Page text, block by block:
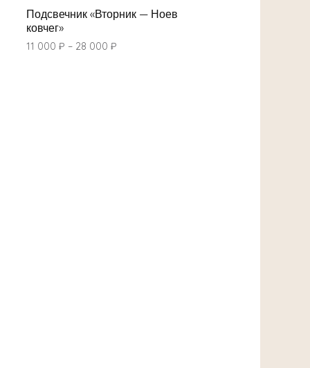
Подсвечник «Вторник — Ноев
ковчег»
11 000 ₽ – 28 000 ₽